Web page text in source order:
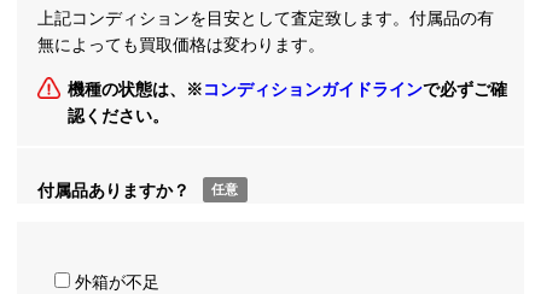
上記コンディションを目安として査定致します。付属品の有
無によっても買取価格は変わります。
機種の状態は、※コンディションガイドラインで必ずご確
認ください。
付属品ありますか？ 任意
外箱が不足